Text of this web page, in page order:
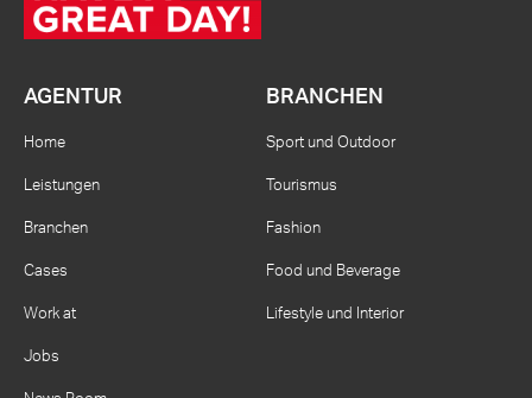
AGENTUR
Home
Leistungen
Branchen
Cases
Work at
Jobs
BRANCHEN
Sport und Outdoor
Tourismus
Fashion
Food und Beverage
Lifestyle und Interior